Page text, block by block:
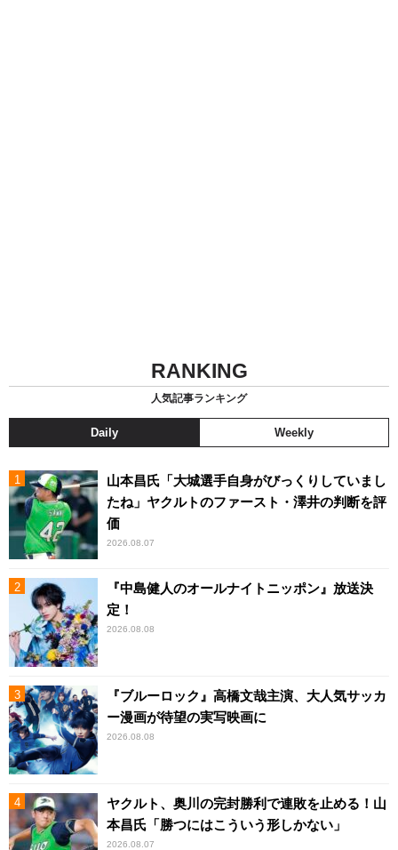
RANKING
人気記事ランキング
Daily Weekly
山本昌氏「大城選手自身がびっくりしていまし
たね」ヤクルトのファースト・澤井の判断を評
価
2026.08.07
『中島健人のオールナイトニッポン』放送決
定！
2026.08.08
『ブルーロック』高橋文哉主演、大人気サッカ
ー漫画が待望の実写映画に
2026.08.08
ヤクルト、奥川の完封勝利で連敗を止める！山
本昌氏「勝つにはこういう形しかない」
2026.08.07